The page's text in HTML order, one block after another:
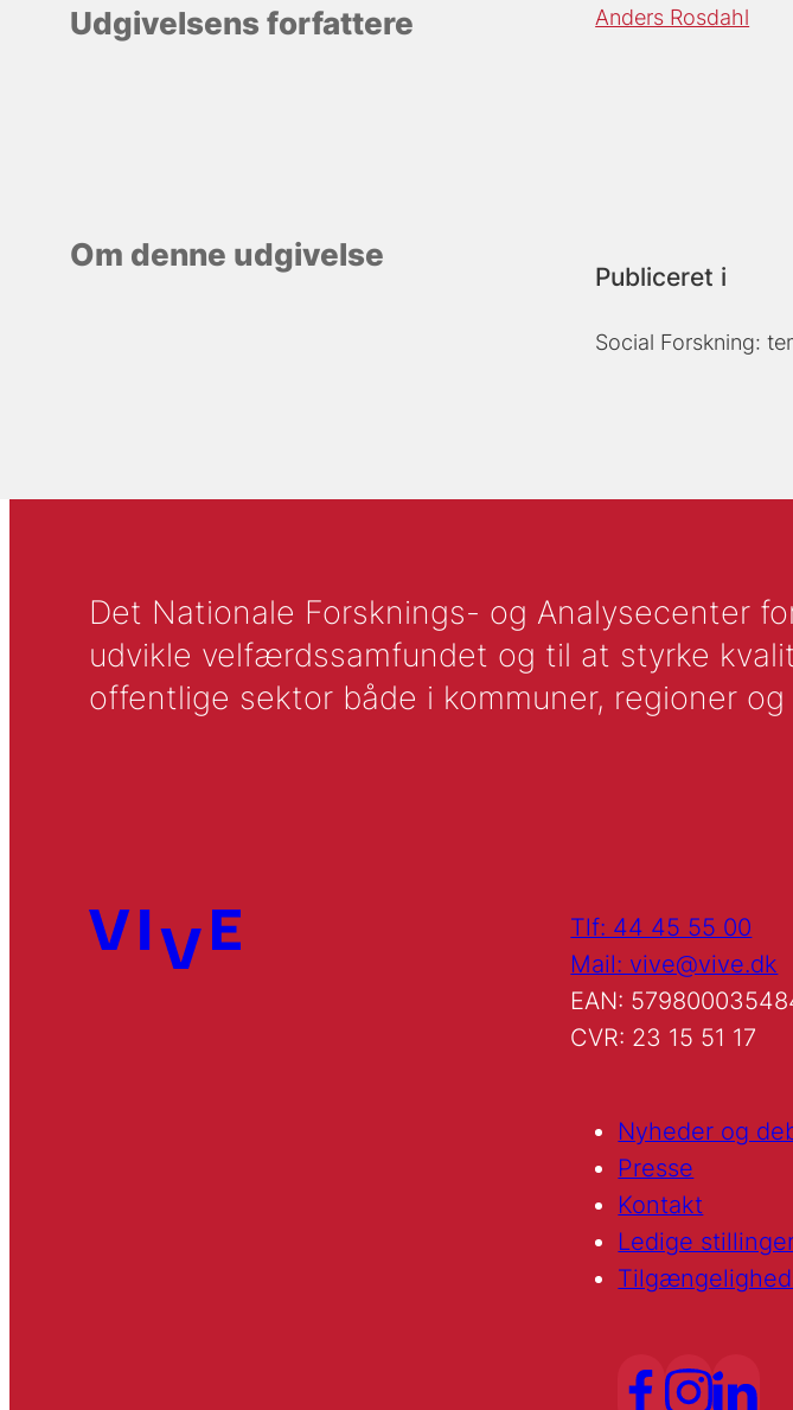
Udgivelsens forfattere Anders Rosdahl
Om denne udgivelse
Publiceret i
Social Forskning:
Det Nationale Forsknings- og Analysecenter
udvikle velfærdssamfundet og til at styrke
offentlige sektor både i kommuner, regioner
Tlf: 44 45 55 00
Mail: vive@vive.dk
EAN:
CVR: 23 15 51 17
Nyheder og
Presse
Kontakt
Ledige